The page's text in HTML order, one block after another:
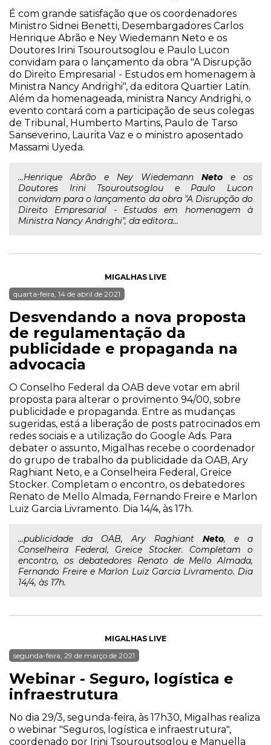
É com grande satisfação que os coordenadores
Ministro Sidnei Benetti, Desembargadores Carlos
Henrique Abrão e Ney Wiedemann Neto e os
Doutores Irini Tsouroutsoglou e Paulo Lucon
convidam para o lançamento da obra "A Disrupção
do Direito Empresarial - Estudos em homenagem à
Ministra Nancy Andrighi", da editora Quartier Latin.
Além da homenageada, ministra Nancy Andrighi, o
evento contará com a participação de seus colegas
de Tribunal, Humberto Martins, Paulo de Tarso
Sanseverino, Laurita Vaz e o ministro aposentado
Massami Uyeda.
...Henrique Abrão e Ney Wiedemann Neto e os
Doutores Irini Tsouroutsoglou e Paulo Lucon
convidam para o lançamento da obra "A Disrupção do
Direito Empresarial - Estudos em homenagem à
Ministra Nancy Andrighi", da editora...
MIGALHAS LIVE
quarta-feira, 14 de abril de 2021
Desvendando a nova proposta
de regulamentação da
publicidade e propaganda na
advocacia
O Conselho Federal da OAB deve votar em abril
proposta para alterar o provimento 94/00, sobre
publicidade e propaganda. Entre as mudanças
sugeridas, está a liberação de posts patrocinados em
redes sociais e a utilização do Google Ads. Para
debater o assunto, Migalhas recebe o coordenador
do grupo de trabalho da publicidade da OAB, Ary
Raghiant Neto, e a Conselheira Federal, Greice
Stocker. Completam o encontro, os debatedores
Renato de Mello Almada, Fernando Freire e Marlon
Luiz Garcia Livramento. Dia 14/4, às 17h.
...publicidade da OAB, Ary Raghiant Neto, e a
Conselheira Federal, Greice Stocker. Completam o
encontro, os debatedores Renato de Mello Almada,
Fernando Freire e Marlon Luiz Garcia Livramento. Dia
14/4, às 17h.
MIGALHAS LIVE
segunda-feira, 29 de março de 2021
Webinar - Seguro, logística e
infraestrutura
No dia 29/3, segunda-feira, às 17h30, Migalhas realiza
o webinar "Seguros, logística e infraestrutura",
coordenado por Irini Tsouroutsoglou e Manuella